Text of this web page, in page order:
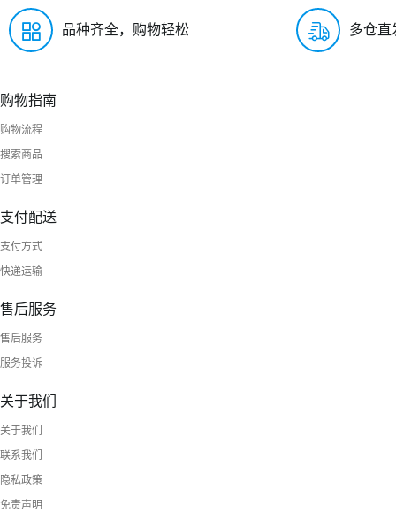
品种齐全，购物轻松 多仓直
购物指南
购物流程
搜索商品
订单管理
支付配送
支付方式
快递运输
售后服务
售后服务
服务投诉
关于我们
关于我们
联系我们
隐私政策
免责声明